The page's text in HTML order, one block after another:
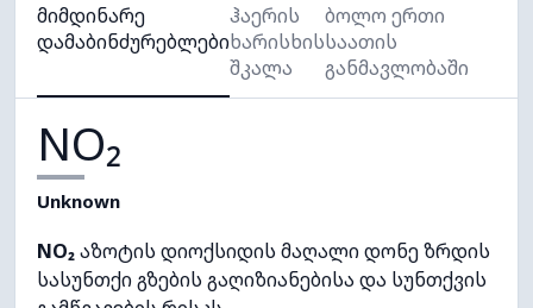
მიმდინარე
დამაბინძურებლები
ჰაერის
ხარისხის
შკალა
ბოლო ერთი
საათის
განმავლობაში
NO₂
Unknown
NO₂აზოტის დიოქსიდის მაღალი დონე ზრდის
სასუნთქი გზების გაღიზიანებისა და სუნთქვის